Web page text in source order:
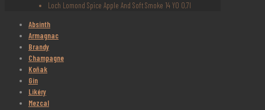
Loch Lomond Spice Apple And Soft Smoke 14 YO 0,7l
Absinth
Armagnac
Brandy
Champagne
Koňak
Gin
Likéry
Mezcal